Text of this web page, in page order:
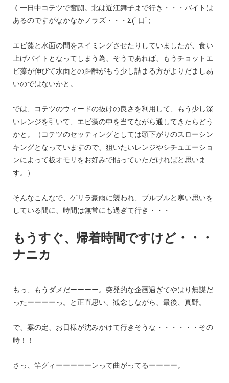
く一日中コテツで奮闘。北は近江舞子まで行き・・・バイトは
あるのですがなかなかノラズ・・・Σ(ﾟ口ﾟ;
エビ藻と水面の間をスイミングさせたりしていましたが、食い
上げバイトとなってしまう為、そうであれば、もうチョットエ
ビ藻が伸びて水面との距離がもう少し詰まる方がよりだまし易
いのではないかと。
では、コテツのウィードの抜けの良さを利用して、もう少し深
いレンジを引いて、エビ藻の中を当てながら通してきたらどう
かと。（コテツのセッティングとしては頭下がりのスローシン
キングとなっていますので、狙いたいレンジやシチュエーショ
ンによって板オモリをお好みで貼っていただければと思いま
す。）
そんなこんなで、ゲリラ豪雨に襲われ、ブルブルと寒い思いを
している間に、時間は無常にも過ぎて行き・・・
もうすぐ、帰着時間ですけど・・・
ナニカ
もっ、もうダメだーーーー。突発的な企画過ぎてやはり無謀だ
ったーーーーっ。と正直思い、観念しながら、最後、真野。
で、案の定、お日様が沈みかけて行きそうな・・・・・・その
時！！
さっ、竿グィーーーーーンって曲がってるーーーー。